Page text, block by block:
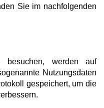
Sie im nachfolgenden
besuchen, werden auf
Nutzungsdaten
gespeichert, um die